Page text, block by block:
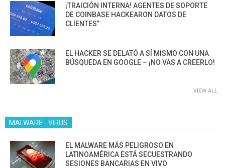
¡TRAICIÓN INTERNA! AGENTES DE SOPORTE
DE COINBASE HACKEARON DATOS DE
CLIENTES”
EL HACKER SE DELATÓ A SÍ MISMO CON UNA
BÚSQUEDA EN GOOGLE – ¡NO VAS A CREERLO!
VIEW ALL
MALWARE - VIRUS
EL MALWARE MÁS PELIGROSO EN
LATINOAMÉRICA ESTÁ SECUESTRANDO
SESIONES BANCARIAS EN VIVO